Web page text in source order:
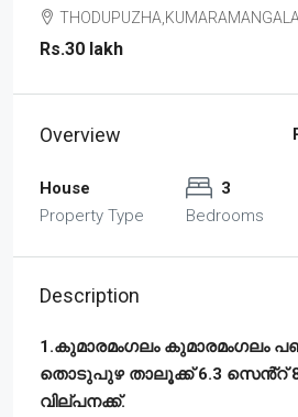
Rs.30 lakh
Overview
House
Property Type
3
Bedrooms
Description
1.കുമാരമംഗലം കുമാരമംഗലം
തൊടുപുഴ താലൂക്ക് 6.3 സെൻ്റ്
വില്പനക്ക്.